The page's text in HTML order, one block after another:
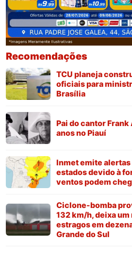
Recomendações
TCU planeja
oficiais para
Brasília
Pai do cantor
anos no Piauí
Inmet emite alertas
estados devido à
ventos podem
Ciclone-bomba
132 km/h, deixa
estragos em
Grande do Sul